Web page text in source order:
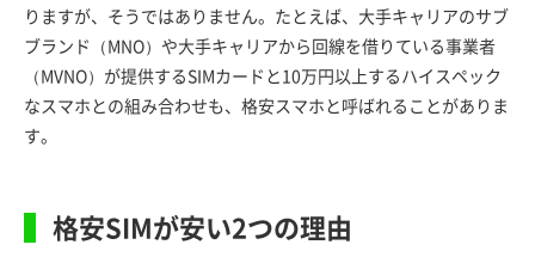
りますが、そうではありません。たとえば、大手キャリアのサブ
ブランド（MNO）や大手キャリアから回線を借りている事業者
（MVNO）が提供するSIMカードと10万円以上するハイスペック
なスマホとの組み合わせも、格安スマホと呼ばれることがありま
す。
格安SIMが安い2つの理由